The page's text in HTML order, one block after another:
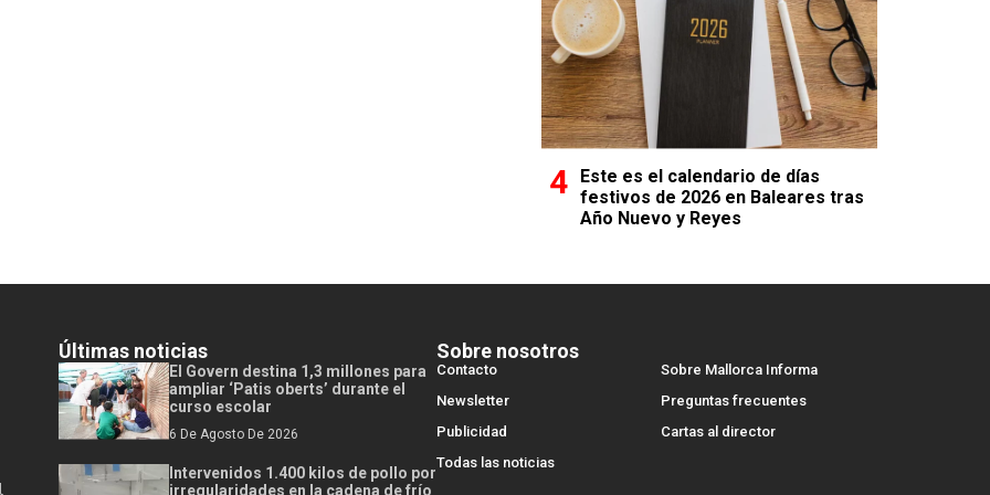
Este es el calendario de días
festivos de 2026 en Baleares tras
Año Nuevo y Reyes
Últimas noticias
El Govern destina 1,3 millones para
ampliar ‘Patis oberts’ durante el
curso escolar
6 De Agosto De 2026
Intervenidos 1.400 kilos de pollo por
irregularidades en la cadena de frío
Sobre nosotros
Contacto
Sobre Mallorca Informa
Newsletter
Preguntas frecuentes
Publicidad
Cartas al director
Todas las noticias